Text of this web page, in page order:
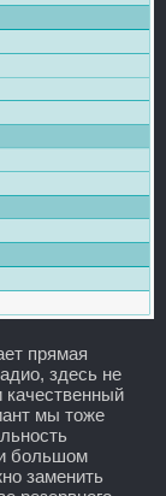
прямая
здесь не
качественный
мы тоже
большом
заменить